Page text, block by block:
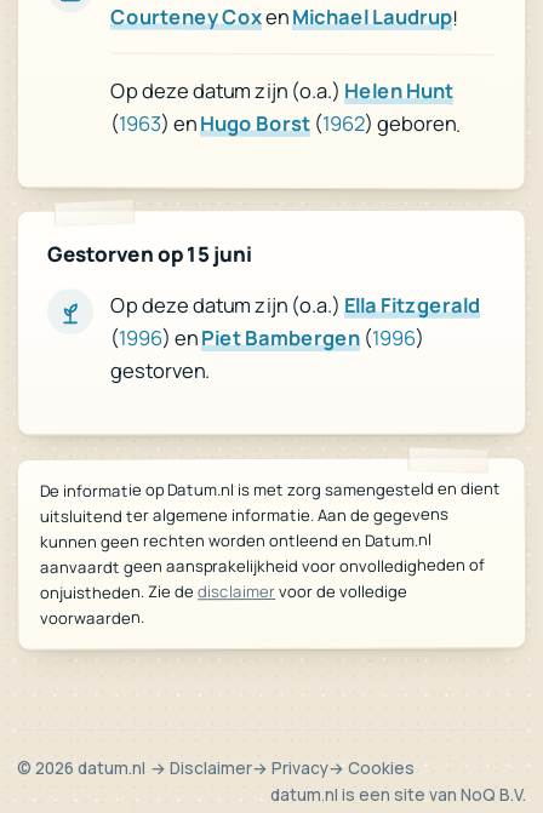
Courteney CoxenMichael Laudrup!
Op deze datum zijn (o.a.) Helen Hunt
(1963) enHugo Borst(1962) geboren.
Gestorven op 15 juni
Op deze datum zijn (o.a.) Ella Fitzgerald
(1996) enPiet Bambergen (1996)
gestorven.
De informatie op Datum.nl is met zorg samengesteld en dient
uitsluitend ter algemene informatie. Aan de gegevens
kunnen geen rechten worden ontleend en Datum.nl
aanvaardt geen aansprakelijkheid voor onvolledigheden of
onjuistheden. Zie dedisclaimervoor de volledige
voorwaarden.
© 2026 datum.nl → Disclaimer→ Privacy→ Cookies
datum.nl is een site van NoQ B.V.